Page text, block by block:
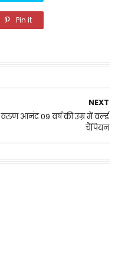
Pin it
NEXT
वरुण आनंद 09 वर्ष की उम्र में वर्ल्ड
चैंपियन